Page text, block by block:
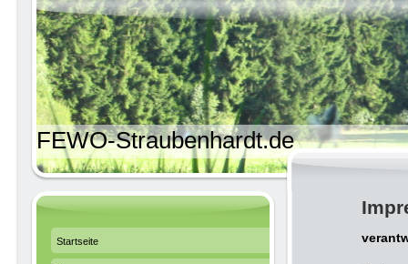
FEWO-Straubenhardt.de
Startseite